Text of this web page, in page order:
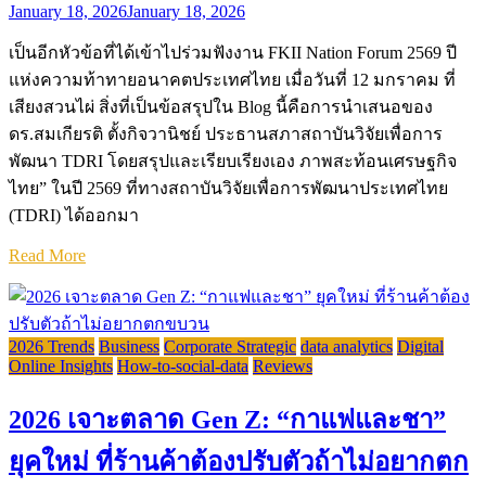
January 18, 2026January 18, 2026
เป็นอีกหัวข้อที่ได้เข้าไปร่วมฟังงาน FKII Nation Forum 2569 ปี
แห่งความท้าทายอนาคตประเทศไทย เมื่อวันที่ 12 มกราคม ที่
เสียงสวนไผ่ สิ่งที่เป็นข้อสรุปใน Blog นี้คือการนำเสนอของ
ดร.สมเกียรติ ตั้งกิจวานิชย์ ประธานสภาสถาบันวิจัยเพื่อการ
พัฒนา TDRI โดยสรุปและเรียบเรียงเอง ภาพสะท้อนเศรษฐกิจ
ไทย” ในปี 2569 ที่ทางสถาบันวิจัยเพื่อการพัฒนาประเทศไทย
(TDRI) ได้ออกมา
Read More
2026 Trends Business Corporate Strategic data analytics Digital
Online Insights How-to-social-data Reviews
2026 เจาะตลาด Gen Z: “กาแฟและชา”
ยุคใหม่ ที่ร้านค้าต้องปรับตัวถ้าไม่อยากตก